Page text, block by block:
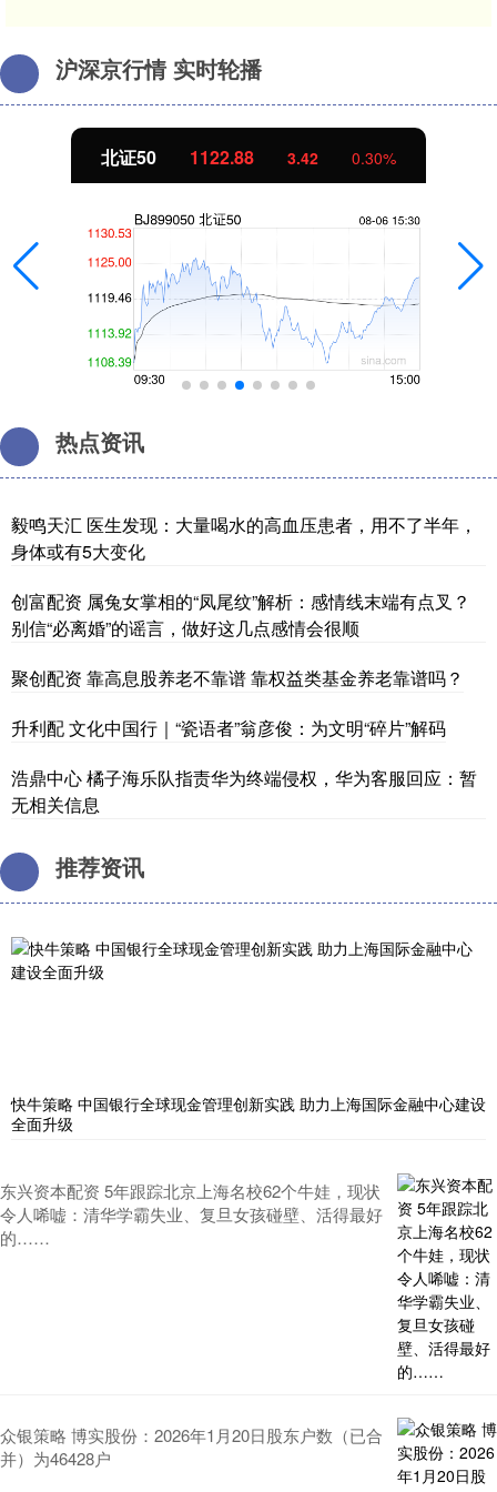
沪深京行情 实时轮播
北证50 1122.88 3.42 0.30%
热点资讯
毅鸣天汇 医生发现：大量喝水的高血压患者，用不了半年，
身体或有5大变化
创富配资 属兔女掌相的“凤尾纹”解析：感情线末端有点叉？
别信“必离婚”的谣言，做好这几点感情会很顺
聚创配资 靠高息股养老不靠谱 靠权益类基金养老靠谱吗？
升利配 文化中国行｜“瓷语者”翁彦俊：为文明“碎片”解码
浩鼎中心 橘子海乐队指责华为终端侵权，华为客服回应：暂
无相关信息
推荐资讯
快牛策略 中国银行全球现金管理创新实践 助力上海国际金融中心建设
全面升级
东兴资本配资 5年跟踪北京上海名校62个牛娃，现状
令人唏嘘：清华学霸失业、复旦女孩碰壁、活得最好
的……
众银策略 博实股份：2026年1月20日股东户数（已合
并）为46428户